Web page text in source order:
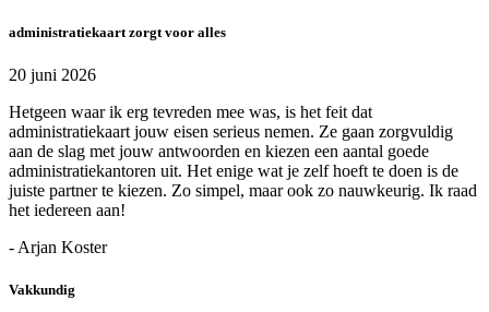
administratiekaart zorgt voor alles
20 juni 2026
Hetgeen waar ik erg tevreden mee was, is het feit dat
administratiekaart jouw eisen serieus nemen. Ze gaan zorgvuldig
aan de slag met jouw antwoorden en kiezen een aantal goede
administratiekantoren uit. Het enige wat je zelf hoeft te doen is de
juiste partner te kiezen. Zo simpel, maar ook zo nauwkeurig. Ik raad
het iedereen aan!
- Arjan Koster
Vakkundig